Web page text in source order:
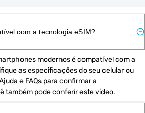
com a tecnologia eSIM?
modernos é compatível com a
as especificações do seu celular ou
e FAQs para confirmar a
também pode conferir este vídeo.